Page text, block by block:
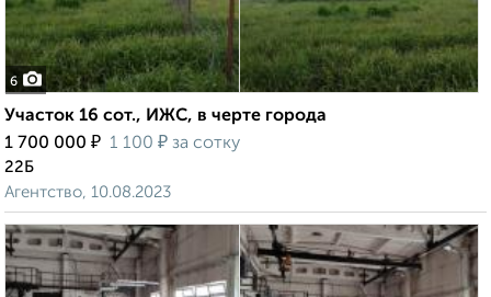
6
Участок 16 сот., ИЖС, в черте города
1 700 000 ₽ 1 100 ₽ за сотку
22Б
Агентство, 10.08.2023